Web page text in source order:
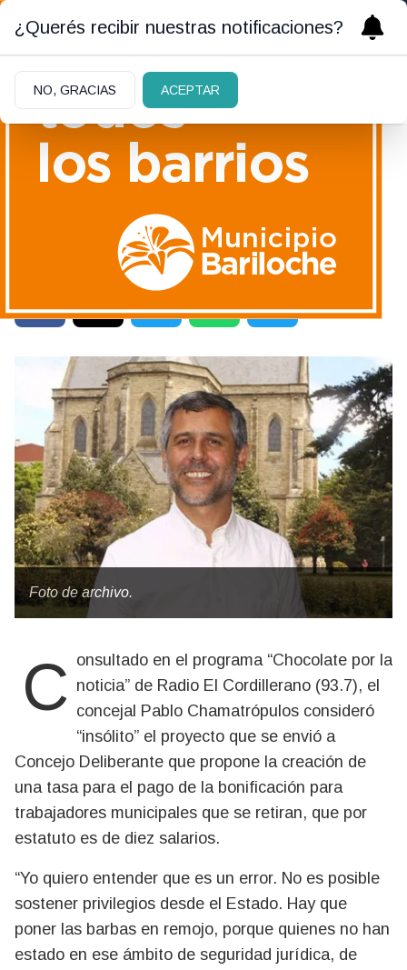
PROYECTO DEL EJECUTIVO | 21/12/2020
Para Chamatrópulos, es
"insólito" que se cobre una
tasa para pagar el retiro a
los municipales
Foto de archivo.
Consultado en el programa “Chocolate por la noticia” de Radio El Cordillerano (93.7), el
concejal Pablo Chamatrópulos consideró
“insólito” el proyecto que se envió a
Concejo Deliberante que propone la creación de
una tasa para el pago de la bonificación para
trabajadores municipales que se retiran, que por
estatuto es de diez salarios.
“Yo quiero entender que es un error. No es posible
sostener privilegios desde el Estado. Hay que
poner las barbas en remojo, porque quienes no han
estado en ese ámbito de seguridad jurídica, de
¿Querés recibir nuestras notificaciones?
NO, GRACIAS ACEPTAR